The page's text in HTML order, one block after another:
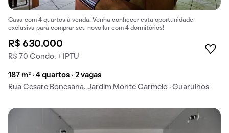
Casa com 4 quartos à venda. Venha conhecer esta oportunidade
exclusiva para comprar seu novo lar com 4 dormitórios!
R$ 630.000
R$ 70 Condo. + IPTU
187 m² · 4 quartos · 2 vagas
Rua Cesare Bonesana, Jardim Monte Carmelo · Guarulhos